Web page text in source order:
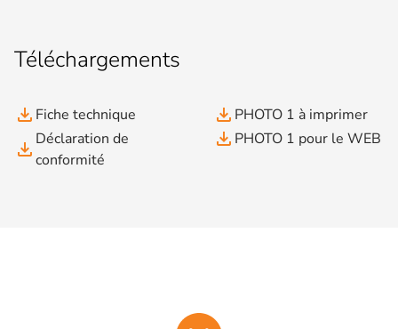
Téléchargements
file_download Fiche technique
file_download Déclaration de
conformité
file_download PHOTO 1 à imprimer
file_download PHOTO 1 pour le WEB